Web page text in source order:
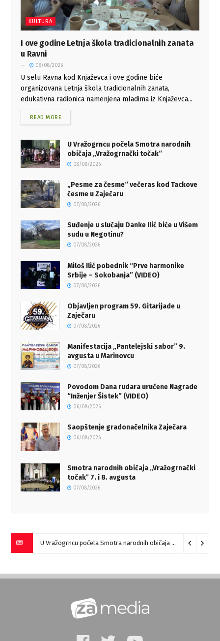
KULTURA
I ove godine Letnja škola tradicionalnih zanata
u Ravni
08/08/2026
U selu Ravna kod Knjaževca i ove godine biće
organizovana Letnja škola tradicionalnih zanata,
edukativna radionica namenjena mladima iz Knjaževca...
READ MORE
U Vražogrncu počela Smotra narodnih
običaja „Vražogrnački točak“
08/08/2026
„Pesme za česme“ večeras kod Tackove
česme u Zaječaru
07/08/2026
Suđenje u slučaju Danke Ilić biće u Višem
sudu u Negotinu?
07/08/2026
Miloš Ilić pobednik “Prve harmonike
Srbije – Sokobanja” (VIDEO)
07/08/2026
Objavljen program 59. Gitarijade u
Zaječaru
07/08/2026
Manifestacija „Pantelejski sabor” 9.
avgusta u Marinovcu
07/08/2026
Povodom Dana rudara uručene Nagrade
“Inženjer Šistek” (VIDEO)
06/08/2026
Saopštenje gradonačelnika Zaječara
06/08/2026
Smotra narodnih običaja „Vražogrnački
točakˮ 7. i 8. avgusta
07/08/2026
U Vražogrncu počela Smotra narodnih običaja „Vražogrnački točak“